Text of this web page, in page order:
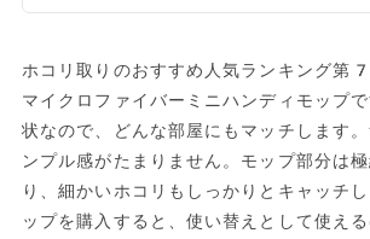
ホコリ取りのおすすめ人気ランキング第
マイクロファイバーミニハンディモップ
状なので、どんな部屋にもマッチします
ンプル感がたまりません。モップ部分は
り、細かいホコリもしっかりとキャッチ
ップを購入すると、使い替えとして使え